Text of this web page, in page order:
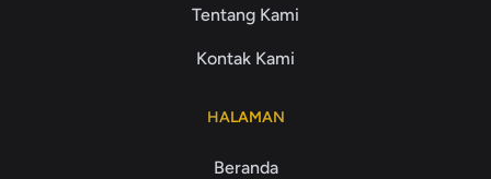
Tentang Kami
Kontak Kami
HALAMAN
Beranda